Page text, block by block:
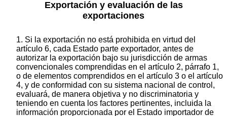
Exportación y evaluación de las
exportaciones
1. Si la exportación no está prohibida en virtud del
artículo 6, cada Estado parte exportador, antes de
autorizar la exportación bajo su jurisdicción de armas
convencionales comprendidas en el artículo 2, párrafo 1,
o de elementos comprendidos en el artículo 3 o el artículo
4, y de conformidad con su sistema nacional de control,
evaluará, de manera objetiva y no discriminatoria y
teniendo en cuenta los factores pertinentes, incluida la
información proporcionada por el Estado importador de